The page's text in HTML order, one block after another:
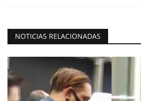
NOTICIAS RELACIONADAS